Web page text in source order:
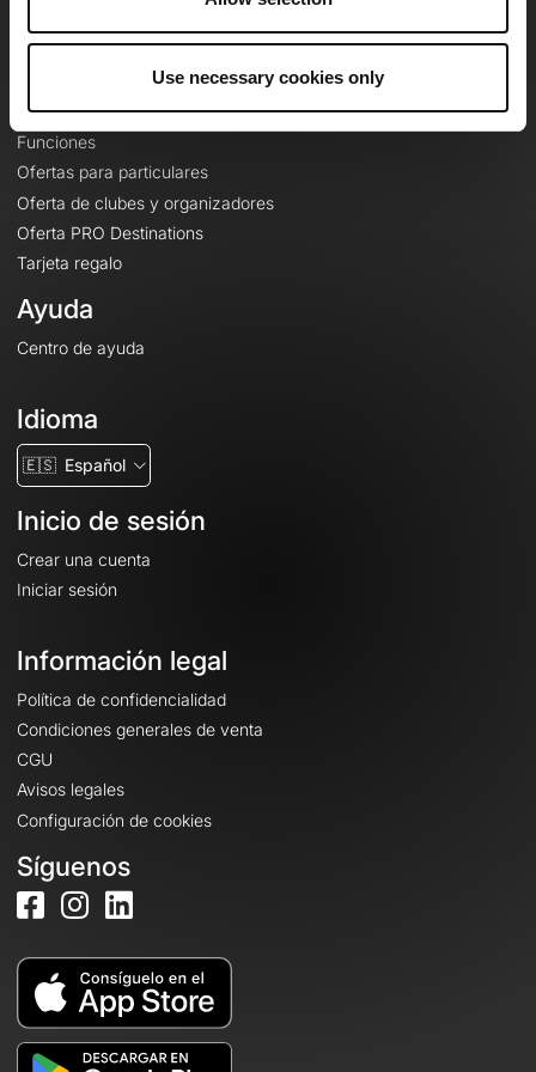
Use necessary cookies only
Le Mag'
Mapas base topográficos
Funciones
Ofertas para particulares
Oferta de clubes y organizadores
Oferta PRO Destinations
Tarjeta regalo
Ayuda
Centro de ayuda
Idioma
🇪🇸 Español
Inicio de sesión
Crear una cuenta
Iniciar sesión
Información legal
Política de confidencialidad
Condiciones generales de venta
CGU
Avisos legales
Configuración de cookies
Síguenos